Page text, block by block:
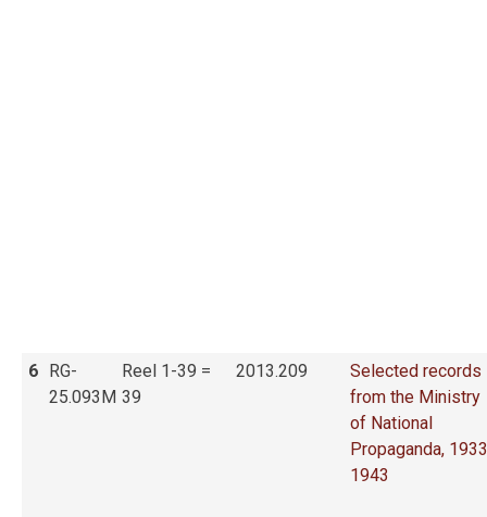
6
RG-
25.093M
Reel 1-39 =
39
2013.209
Selected records
from the Ministry
of National
Propaganda,
1943